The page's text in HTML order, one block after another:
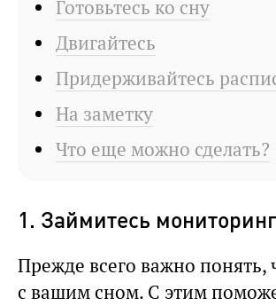
Готовьтесь ко сну
Двигайтесь
Придерживайтесь
На заметку
Что еще можно сделать?
1. Займитесь
Прежде всего важно понять,
с вашим сном. С этим